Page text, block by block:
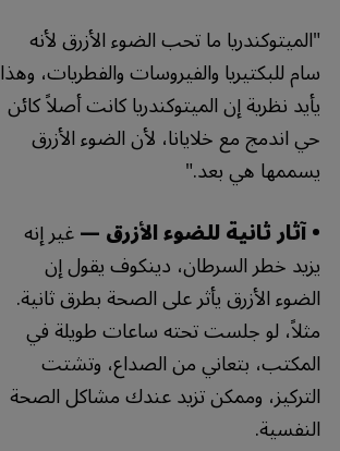
"الميتوكندرياماتحبالضوءالأزرقلأنه
سامللبكتيرياوالفيروساتوالفطريات، وهذا
يأيدنظريةإنالميتوكندرياكانتأصلاًكائن
حياندمجمعخلايانا، لأنالضوءالأزرق
يسممهاهيبعد."
• آثار ثانية للضوء الأزرق —غير إنه
يزيد خطر السرطان، دينكوف يقول إن
الضوء الأزرق يأثر على الصحة بطرق ثانية.
مثلاً، لو جلست تحته ساعات طويلة في
المكتب، بتعاني من الصداع، وتشتت
التركيز، وممكن تزيد عندك مشاكل الصحة
النفسية.